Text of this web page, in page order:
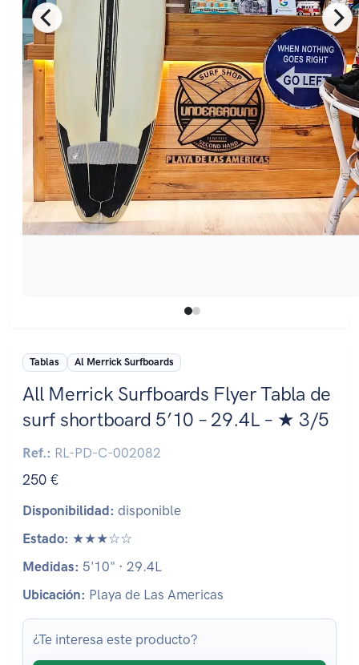
Tablas Al Merrick Surfboards
All Merrick Surfboards Flyer Tabla de
surf shortboard 5’10 – 29.4L – ★ 3/5
Ref.: RL-PD-C-002082
250 €
Disponibilidad: disponible
Estado: ★★★☆☆
Medidas: 5'10" · 29.4L
Ubicación: Playa de Las Americas
¿Te interesa este producto?